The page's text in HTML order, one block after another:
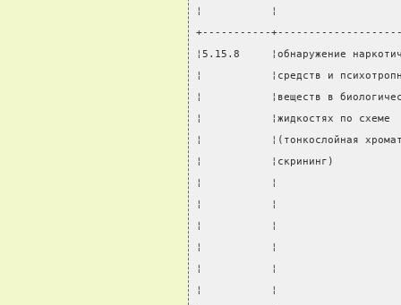
¦           ¦
+-----------
¦5.15.8     ¦обнаружение
¦           ¦средств и
¦           ¦веществ в
¦           ¦жидкостях по
¦           ¦(тонкослойная
¦           ¦скрининг)
¦           ¦
¦           ¦
¦           ¦
¦           ¦
¦           ¦
¦           ¦